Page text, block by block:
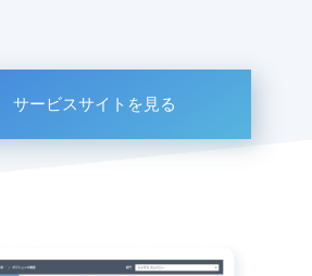
サービスサイトを見る